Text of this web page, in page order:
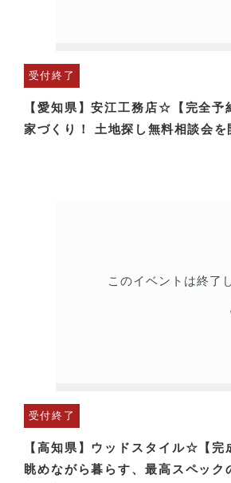
受付終了
【愛知県】安江工務店☆【完全予
家づくり！ 土地探し無料相談会を
このイベントは終了
受付終了
【高知県】ウッドスタイル☆【完
眺めながら暮らす、最高スペック